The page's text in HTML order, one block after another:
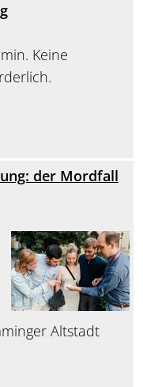
Keine
der Mordfall
Altstadt